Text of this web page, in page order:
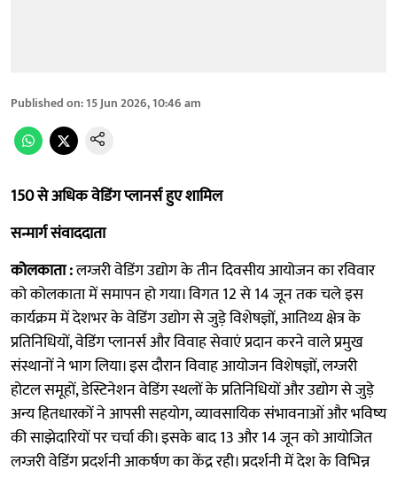
Published on:15 Jun 2026, 10:46 am
150 से अधिक वेडिंग प्लानर्स हुए शामिल
सन्मार्ग संवाददाता
कोलकाता :लग्जरी वेडिंग उद्योग के तीन दिवसीय आयोजन का रविवार
को कोलकाता में समापन हो गया। विगत 12 से 14 जून तक चले इस
कार्यक्रम में देशभर के वेडिंग उद्योग से जुड़े विशेषज्ञों, आतिथ्य क्षेत्र के
प्रतिनिधियों, वेडिंग प्लानर्स और विवाह सेवाएं प्रदान करने वाले प्रमुख
संस्थानों ने भाग लिया। इस दौरान विवाह आयोजन विशेषज्ञों, लग्जरी
होटल समूहों, डेस्टिनेशन वेडिंग स्थलों के प्रतिनिधियों और उद्योग से जुड़े
अन्य हितधारकों ने आपसी सहयोग, व्यावसायिक संभावनाओं और भविष्य
की साझेदारियों पर चर्चा की। इसके बाद 13 और 14 जून को आयोजित
लग्जरी वेडिंग प्रदर्शनी आकर्षण का केंद्र रही। प्रदर्शनी में देश के विभिन्न